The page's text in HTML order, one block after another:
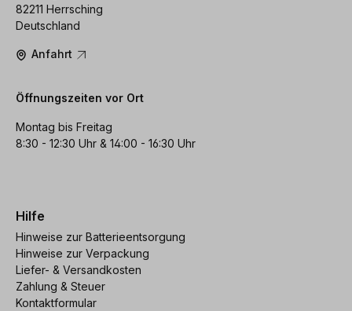
82211 Herrsching
Deutschland
Anfahrt
Öffnungszeiten vor Ort
Montag bis Freitag
8:30 - 12:30 Uhr & 14:00 - 16:30 Uhr
Hilfe
Hinweise zur Batterieentsorgung
Hinweise zur Verpackung
Liefer- & Versandkosten
Zahlung & Steuer
Kontaktformular